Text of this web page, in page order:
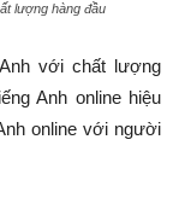
lượng hàng đầu
với chất lượng
Anh online hiệu
online với người